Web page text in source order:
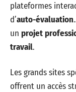
plateformes
d’auto-évaluation
un projet
travail.
Les grands sites
offrent un accès